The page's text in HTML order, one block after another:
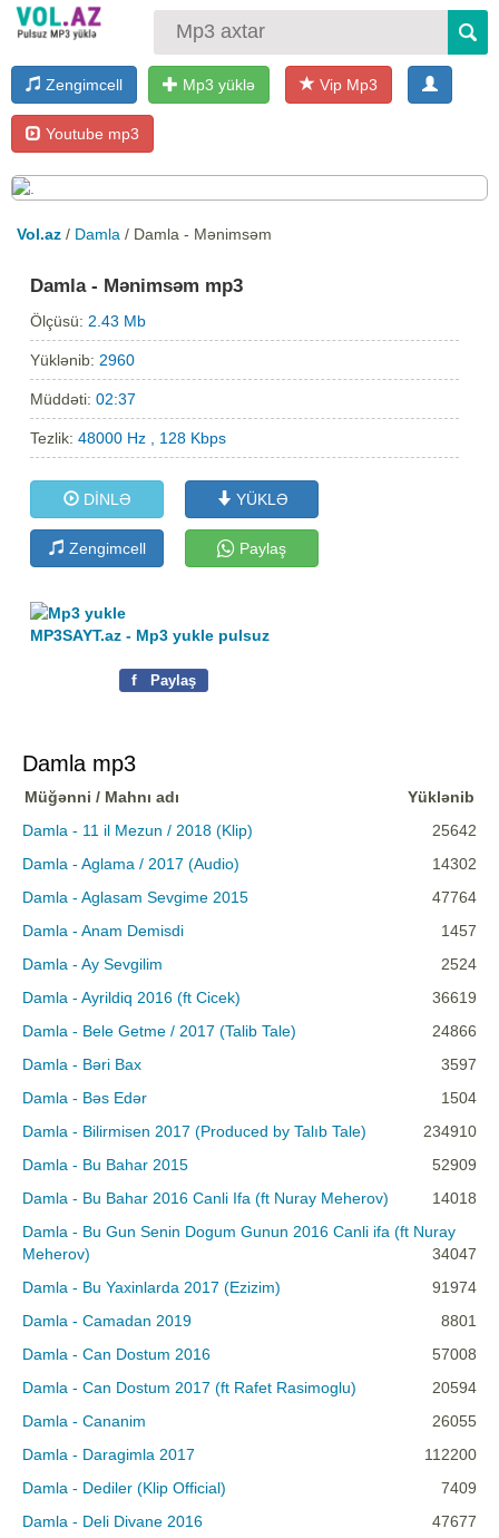
Zengimcell Mp3 yüklə Vip Mp3
Youtube mp3
Vol.az / Damla / Damla - Mənimsəm
Damla - Mənimsəm mp3
Ölçüsü: 2.43 Mb
Yüklənib: 2960
Müddəti:02:37
Tezlik:48000 Hz , 128 Kbps
DİNLƏ YÜKLƏ
Zengimcell Paylaş
MP3SAYT.az - Mp3 yukle pulsuz
f Paylaş
Damla mp3
Müğənni / Mahnı adı
Yüklənib
Damla - 11 il Mezun / 2018 (Klip)
25642
Damla - Aglama / 2017 (Audio)
14302
Damla - Aglasam Sevgime 2015
47764
Damla - Anam Demisdi
1457
Damla - Ay Sevgilim
2524
Damla - Ayrildiq 2016 (ft Cicek)
36619
Damla - Bele Getme / 2017 (Talib Tale)
24866
Damla - Bəri Bax
3597
Damla - Bəs Edər
1504
Damla - Bilirmisen 2017 (Produced by Talıb Tale)
234910
Damla - Bu Bahar 2015
52909
Damla - Bu Bahar 2016 Canli Ifa (ft Nuray Meherov)
14018
Damla - Bu Gun Senin Dogum Gunun 2016 Canli ifa (ft Nuray
Meherov)
34047
Damla - Bu Yaxinlarda 2017 (Ezizim)
91974
Damla - Camadan 2019
8801
Damla - Can Dostum 2016
57008
Damla - Can Dostum 2017 (ft Rafet Rasimoglu)
20594
Damla - Cananim
26055
Damla - Daragimla 2017
112200
Damla - Dediler (Klip Official)
7409
Damla - Deli Divane 2016
47677